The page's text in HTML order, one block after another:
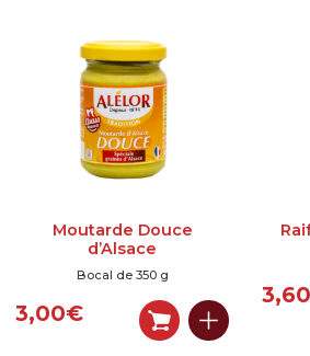
Moutarde Douce
d’Alsace
Bocal de 350 g
3,00€
3,60